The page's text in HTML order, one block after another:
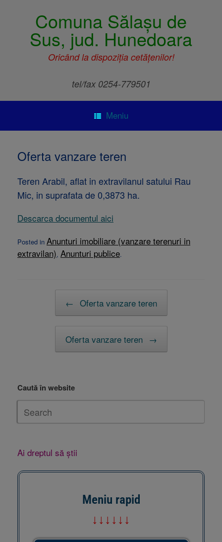
Comuna Sălașu de
Sus, jud. Hunedoara
Oricând la dispoziția cetățenilor!
tel/fax 0254-779501
Meniu
Oferta vanzare teren
Teren Arabil, aflat in extravilanul satului Rau
Mic, in suprafata de 0,3873 ha.
Descarca documentul aici
Posted in Anunturi imobiliare (vanzare terenuri in
extravilan), Anunturi publice.
← Oferta vanzare teren
Oferta vanzare teren →
Caută în website
Ai dreptul să știi
Meniu rapid
↓↓↓↓↓↓